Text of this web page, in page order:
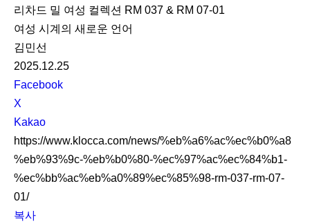
H
r리차드 밀 여성 컬렉션 RM 037 & RM 07-01
여성 시계의 새로운 언어
김민선
2025.12.25
S
N
S
S
h
a
r
e
Facebook
X
Kakao
https://www.klocca.com/news/%eb%a6%ac%ec%b0%a8
%eb%93%9c-%eb%b0%80-%ec%97%ac%ec%84%b1-
%ec%bb%ac%eb%a0%89%ec%85%98-rm-037-rm-07-
01/
복사